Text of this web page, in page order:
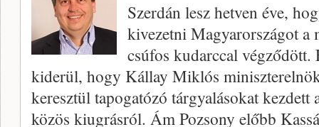
Szerdán lesz hetven éve,
kivezetni Magyarországot
csúfos kudarccal
kiderül, hogy Kállay Miklós
keresztül tapogatózó tárgyalásokat kezdett
közös kiugrásról. Ám Pozsony előbb